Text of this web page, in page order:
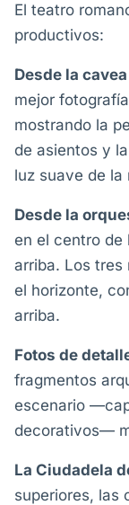
El teatro
productivos:
Desde la
mejor
mostrando la
de asientos y
luz suave de la
Desde la
en el centro
arriba. Los tres
el horizonte,
arriba.
Fotos de
fragmentos
escenario
decorativos—
La Ciudadela
superiores, las